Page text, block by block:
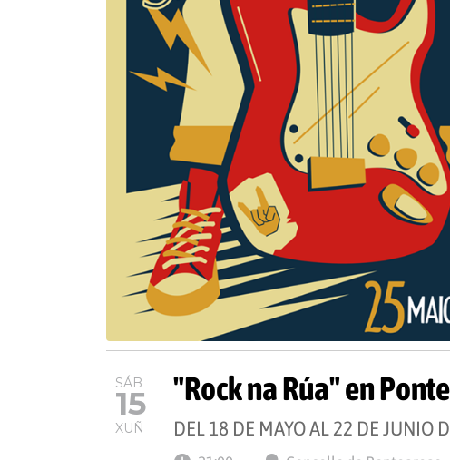
SÁB
15
XUÑ
"Rock na Rúa" en
DEL 18 DE MAYO AL 22 DE JUNIO